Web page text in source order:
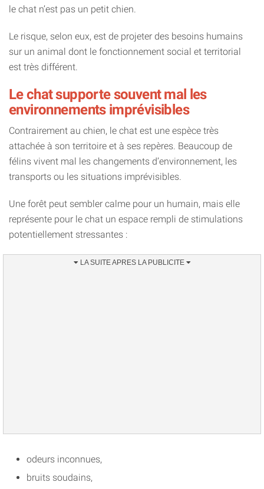
le chat n’est pas un petit chien.
Le risque, selon eux, est de projeter des besoins humains
sur un animal dont le fonctionnement social et territorial
est très différent.
Le chat supporte souvent mal les
environnements imprévisibles
Contrairement au chien, le chat est une espèce très
attachée à son territoire et à ses repères. Beaucoup de
félins vivent mal les changements d’environnement, les
transports ou les situations imprévisibles.
Une forêt peut sembler calme pour un humain, mais elle
représente pour le chat un espace rempli de stimulations
potentiellement stressantes :
odeurs inconnues,
bruits soudains,